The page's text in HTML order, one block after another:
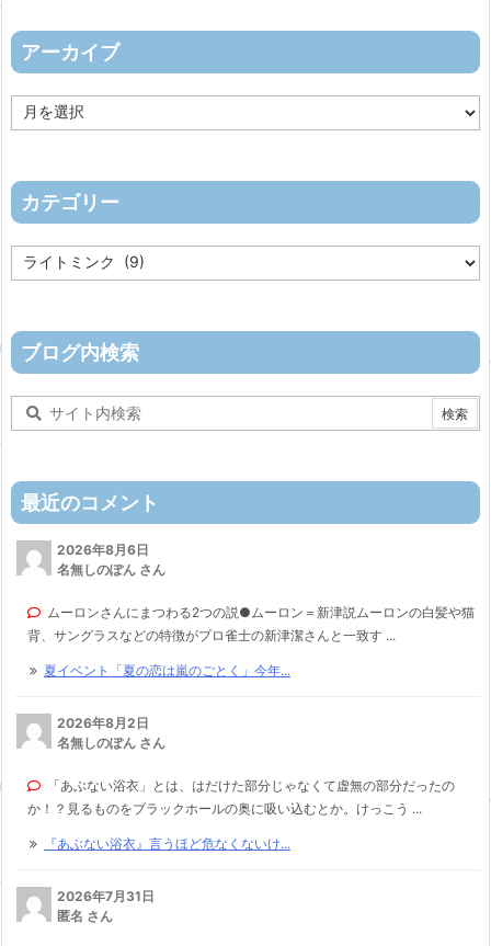
アーカイブ
ー
ブ
カテゴリー
テ
ー
ブログ内検索
最近のコメント
2026年8月6日
名無しのぽん さん
ムーロンさんにまつわる2つの説●ムーロン＝新津説ムーロンの白髪や猫
背、サングラスなどの特徴がプロ雀士の新津潔さんと一致す ...
夏イベント「夏の恋は嵐のごとく」今年...
2026年8月2日
名無しのぽん さん
「あぶない浴衣」とは、はだけた部分じゃなくて虚無の部分だったの
か！？見るものをブラックホールの奥に吸い込むとか。けっこう ...
『あぶない浴衣』言うほど危なくないけ...
2026年7月31日
匿名 さん